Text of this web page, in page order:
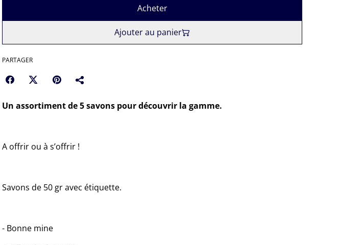
Acheter
Ajouter au panier
PARTAGER
Un assortiment de 5 savons pour découvrir la gamme.
A offrir ou à s’offrir !
Savons de 50 gr avec étiquette.
- Bonne mine